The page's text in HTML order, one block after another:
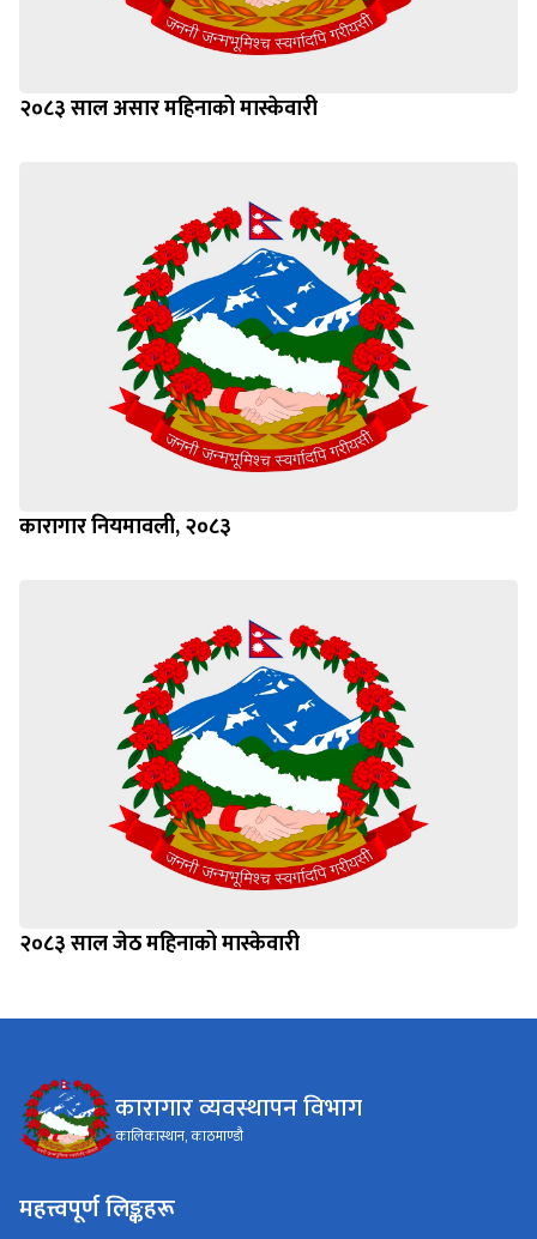
२०८३ साल असार महिनाको मास्केवारी
कारागार नियमावली, २०८३
२०८३ साल जेठ महिनाको मास्केवारी
कारागार व्यवस्थापन विभाग
कालिकास्थान, काठमाण्डौ
महत्त्वपूर्ण लिङ्कहरू